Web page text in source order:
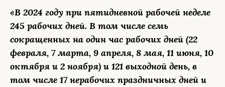
«В 2024 году при пятидневной рабочей неделе
245 рабочих дней. В том числе семь
сокращенных на один час рабочих дней (22
февраля, 7 марта, 9 апреля, 8 мая, 11 июня, 10
октября и 2 ноября) и 121 выходной день, в
том числе 17 нерабочих праздничных дней и